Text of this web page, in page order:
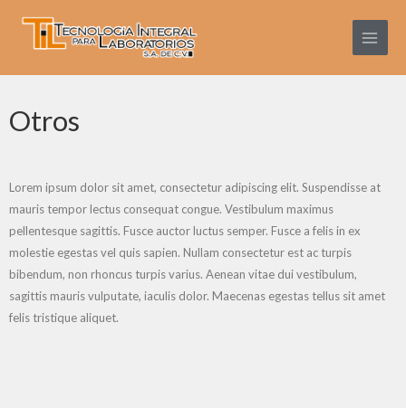
Main
Menu
Otros
Lorem ipsum dolor sit amet, consectetur adipiscing elit. Suspendisse at
mauris tempor lectus consequat congue. Vestibulum maximus
pellentesque sagittis. Fusce auctor luctus semper. Fusce a felis in ex
molestie egestas vel quis sapien. Nullam consectetur est ac turpis
bibendum, non rhoncus turpis varius. Aenean vitae dui vestibulum,
sagittis mauris vulputate, iaculis dolor. Maecenas egestas tellus sit amet
felis tristique aliquet.